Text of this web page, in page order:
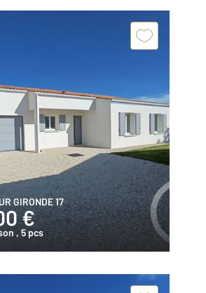
GIRONDE 17
€
, 5 pcs